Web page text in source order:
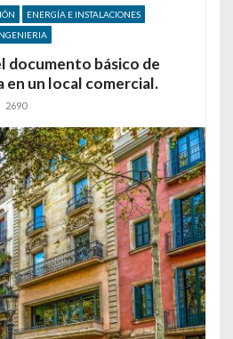
ENERGÍA E INSTALACIONES
documento básico de
en un local comercial.
2690